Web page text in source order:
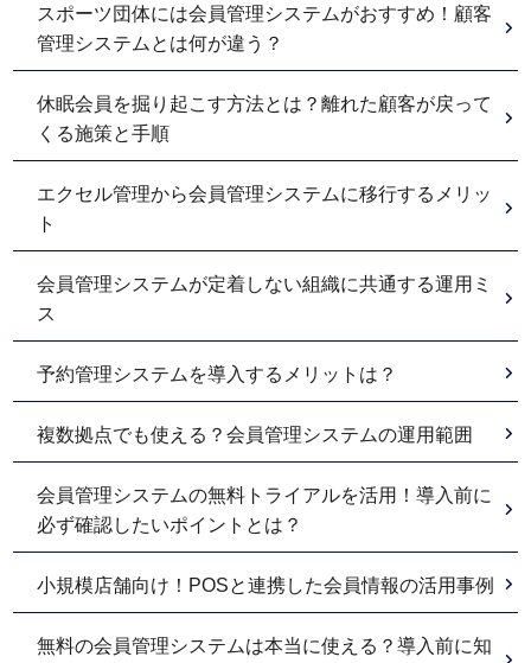
スポーツ団体には会員管理システムがおすすめ！顧客
管理システムとは何が違う？
休眠会員を掘り起こす方法とは？離れた顧客が戻って
くる施策と手順
エクセル管理から会員管理システムに移行するメリッ
ト
会員管理システムが定着しない組織に共通する運用ミ
ス
予約管理システムを導入するメリットは？
複数拠点でも使える？会員管理システムの運用範囲
会員管理システムの無料トライアルを活用！導入前に
必ず確認したいポイントとは？
小規模店舗向け！POSと連携した会員情報の活用事例
無料の会員管理システムは本当に使える？導入前に知